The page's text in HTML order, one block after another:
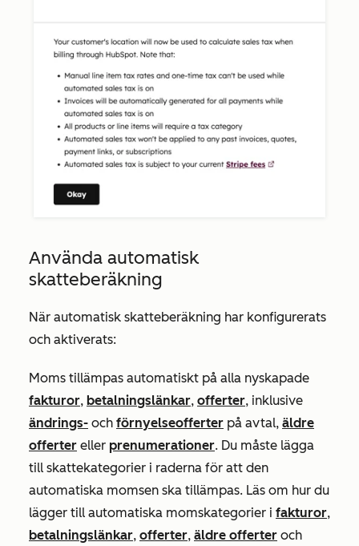
Använda automatisk
skatteberäkning
När automatisk skatteberäkning har konfigurerats
och aktiverats:
Moms tillämpas automatiskt på alla nyskapade
fakturor, betalningslänkar, offerter, inklusive
ändrings- och förnyelseofferter på avtal, äldre
offerter eller prenumerationer. Du måste lägga
till skattekategorier i raderna för att den
automatiska momsen ska tillämpas. Läs om hur du
lägger till automatiska momskategorier i fakturor,
betalningslänkar, offerter, äldre offerter och